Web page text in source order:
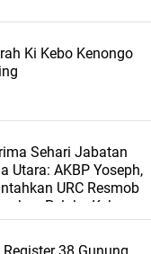
Ki Kebo Kenongo
Sehari Jabatan
Utara: AKBP Yoseph,
URC Resmob
Pelaku Kekerasan
Bawah Umur